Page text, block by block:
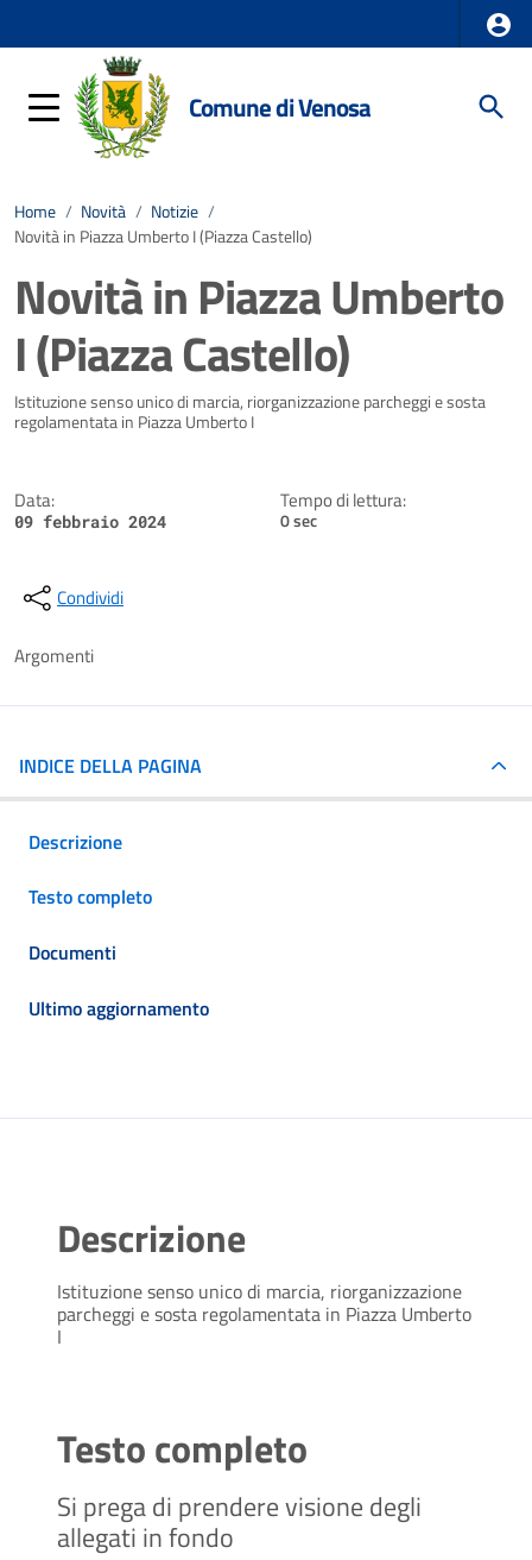
Comune di Venosa
Home / Novità / Notizie /
Novità in Piazza Umberto I (Piazza Castello)
Novità in Piazza Umberto
I (Piazza Castello)
Dettagli della notizia
Istituzione senso unico di marcia, riorganizzazione parcheggi e sosta
regolamentata in Piazza Umberto I
Data:
09 febbraio 2024
Tempo di lettura:
0 sec
Condividi
Argomenti
INDICE DELLA PAGINA
Descrizione
Testo completo
Documenti
Ultimo aggiornamento
Descrizione
Istituzione senso unico di marcia, riorganizzazione
parcheggi e sosta regolamentata in Piazza Umberto
I
Testo completo
Si prega di prendere visione degli
allegati in fondo